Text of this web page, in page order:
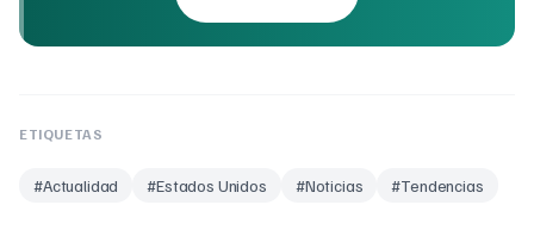
ETIQUETAS
#Actualidad #Estados Unidos #Noticias #Tendencias